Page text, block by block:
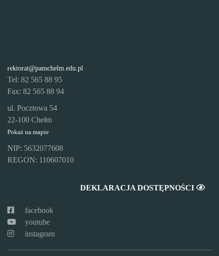
rektorat@panschelm.edu.pl
Tel: 82 565 88 95
Fax: 82 565 88 94
ul. Pocztowa 54
22-100 Chełm
Pokaż na mapie
NIP: 5632077608
REGON: 110607010
DEKLARACJA DOSTĘPNOŚCI
facebook
youtube
instagram